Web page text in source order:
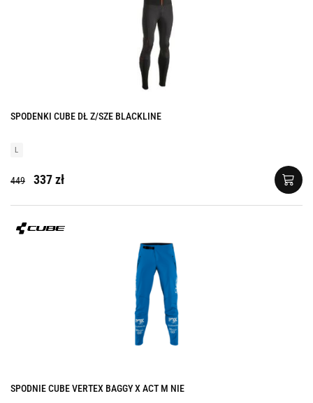
SPODENKI CUBE DŁ Z/SZE BLACKLINE
L
449 337 zł
SPODNIE CUBE VERTEX BAGGY X ACT M NIE